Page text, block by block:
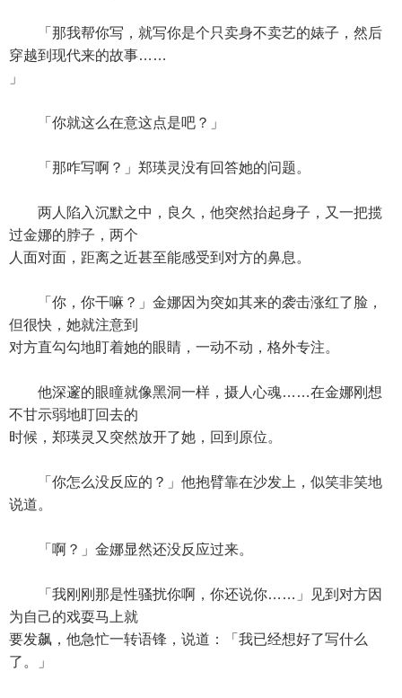
「那我帮你写，就写你是个只卖身不卖艺的婊子，然后
穿越到现代来的故事……
」
「你就这么在意这点是吧？」
「那咋写啊？」郑瑛灵没有回答她的问题。
两人陷入沉默之中，良久，他突然抬起身子，又一把揽
过金娜的脖子，两个
人面对面，距离之近甚至能感受到对方的鼻息。
「你，你干嘛？」金娜因为突如其来的袭击涨红了脸，
但很快，她就注意到
对方直勾勾地盯着她的眼睛，一动不动，格外专注。
他深邃的眼瞳就像黑洞一样，摄人心魂……在金娜刚想
不甘示弱地盯回去的
时候，郑瑛灵又突然放开了她，回到原位。
「你怎么没反应的？」他抱臂靠在沙发上，似笑非笑地
说道。
「啊？」金娜显然还没反应过来。
「我刚刚那是性骚扰你啊，你还说你……」见到对方因
为自己的戏耍马上就
要发飙，他急忙一转语锋，说道：「我已经想好了写什么
了。」